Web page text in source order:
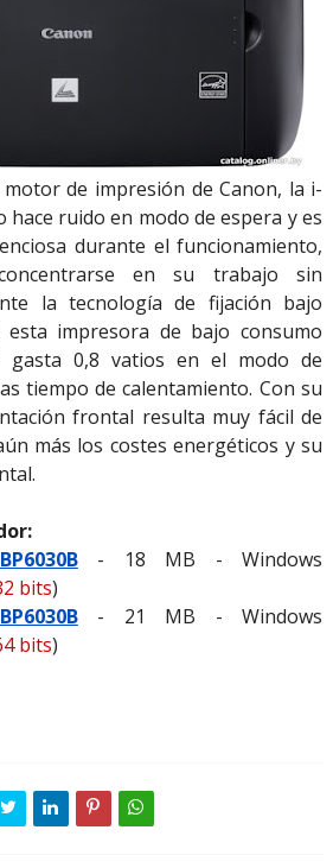
de impresión de Canon, la i-
hace ruido en modo de espera y es
durante el funcionamiento,
en su trabajo sin
la tecnología de fijación bajo
esta impresora de bajo consumo
gasta 0,8 vatios en el modo de
tiempo de calentamiento. Con su
frontal resulta muy fácil de
más los costes energéticos y su
- 18 MB - Windows
bits)
- 21 MB - Windows
bits)